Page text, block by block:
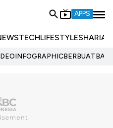
APPS
TECHLIFESTYLESHARIA
INFOGRAPHIC